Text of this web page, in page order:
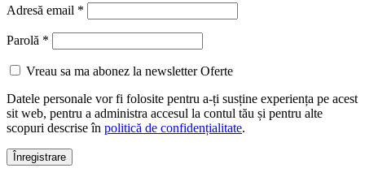
Adresă email *
Parolă *
Vreau sa ma abonez la newsletter Oferte
Datele personale vor fi folosite pentru a-ți susține experiența pe acest
sit web, pentru a administra accesul la contul tău și pentru alte
scopuri descrise în politică de confidențialitate.
Înregistrare